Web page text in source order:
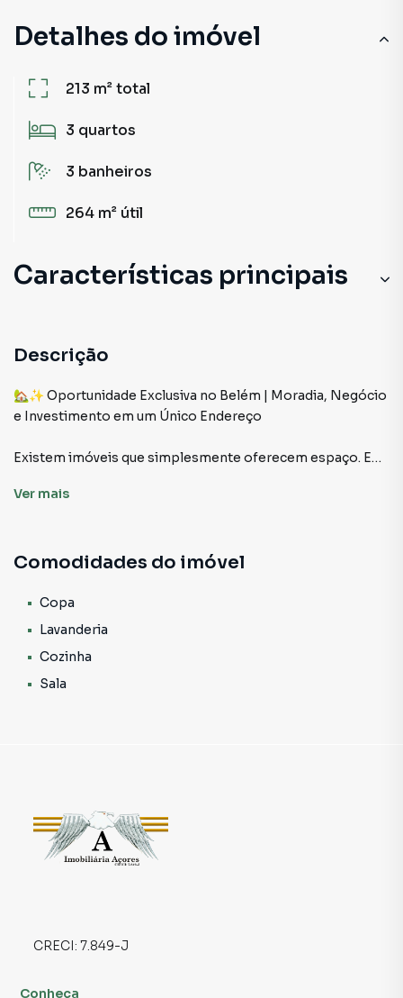
Detalhes do imóvel
213 m²total
3 quartos
3 banheiros
264 m² útil
Características principais
Lavanderia
Cozinha
Descrição
🏡✨ Oportunidade Exclusiva no Belém | Moradia, Negócio
e Investimento em um Único Endereço
Existem imóveis que simplesmente oferecem espaço. E
de crescimento. Um imóvel versátil, amplo e estratégico,
que enxergam valor além dos metros quadrados.
📐 Terreno com 213 m²
🛏️ 3 dormitórios amplos
🚿 3 banheiros
Ver mais
Comodidades do imóvel
Copa
Lavanderia
Cozinha
Sala
CRECI: 7.849-J
Conheça